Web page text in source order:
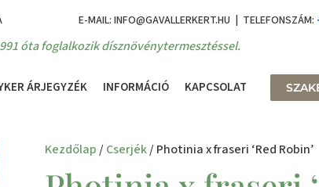
E-MAIL: INFO@GAVALLERKERT.HU | TELEFONSZÁM:
óta foglalkozik dísznövénytermesztéssel.
ÁRJEGYZÉK INFORMÁCIÓ KAPCSOLAT
Kezdőlap /Cserjék/ Photinia x fraseri ‘Red Robin’